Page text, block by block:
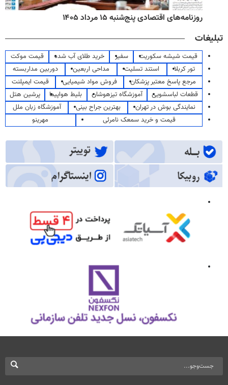
روزنامه‌های اقتصادی پنج‌شنبه ۱۵ مرداد ۱۴۰۵
تبلیغات
قیمت شیشه سکوریت سفیر خرید طلای آب شده
قیمت موکت
تور کربلا
استند تسلیت مداحی اربعین
دوربین مداربسته
مرجع پاسخ معتبر پزشکان
فروش مواد شیمیایی
قیمت ایمپلنت
قطعات لباسشویی
آموزشگاه تیزهوشان بلیط هواپیما
پرشین هتل
نمایندگی بوش در تهران
بهترین جراح بینی
آموزشگاه زبان ملل
قیمت و خرید سمعک نامرئی
مهرینو